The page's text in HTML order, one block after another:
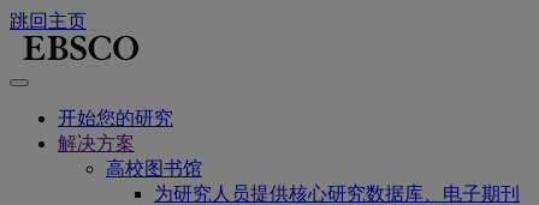
跳回主页
开始您的研究
解决方案
高校图书馆
为研究人员提供核心研究数据库、电子期刊